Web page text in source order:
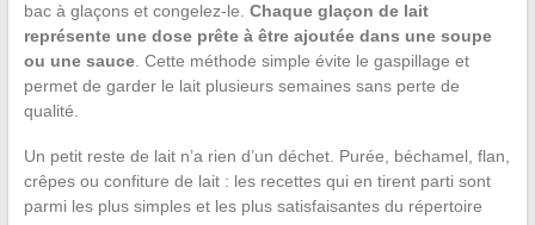
bac à glaçons et congelez-le. Chaque glaçon de lait
représente une dose prête à être ajoutée dans une soupe
ou une sauce. Cette méthode simple évite le gaspillage et
permet de garder le lait plusieurs semaines sans perte de
qualité.
Un petit reste de lait n’a rien d’un déchet. Purée, béchamel, flan,
crêpes ou confiture de lait : les recettes qui en tirent parti sont
parmi les plus simples et les plus satisfaisantes du répertoire